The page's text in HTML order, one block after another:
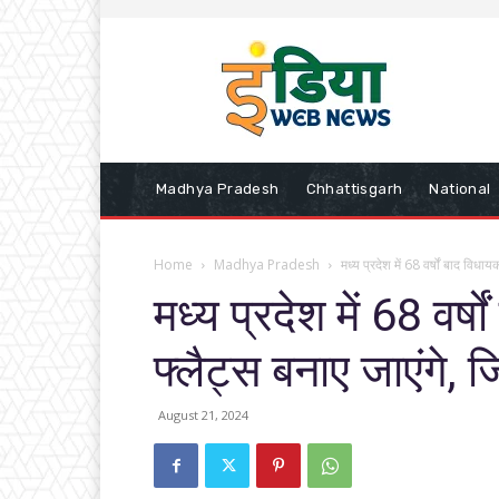
Madhya Pradesh Chhattisgarh National
Home Madhya Pradesh मध्य प्रदेश में 68 वर्षों बाद
मध्य प्रदेश में 68
फ्लैट्स बनाए जाएंगे,
August 21, 2024